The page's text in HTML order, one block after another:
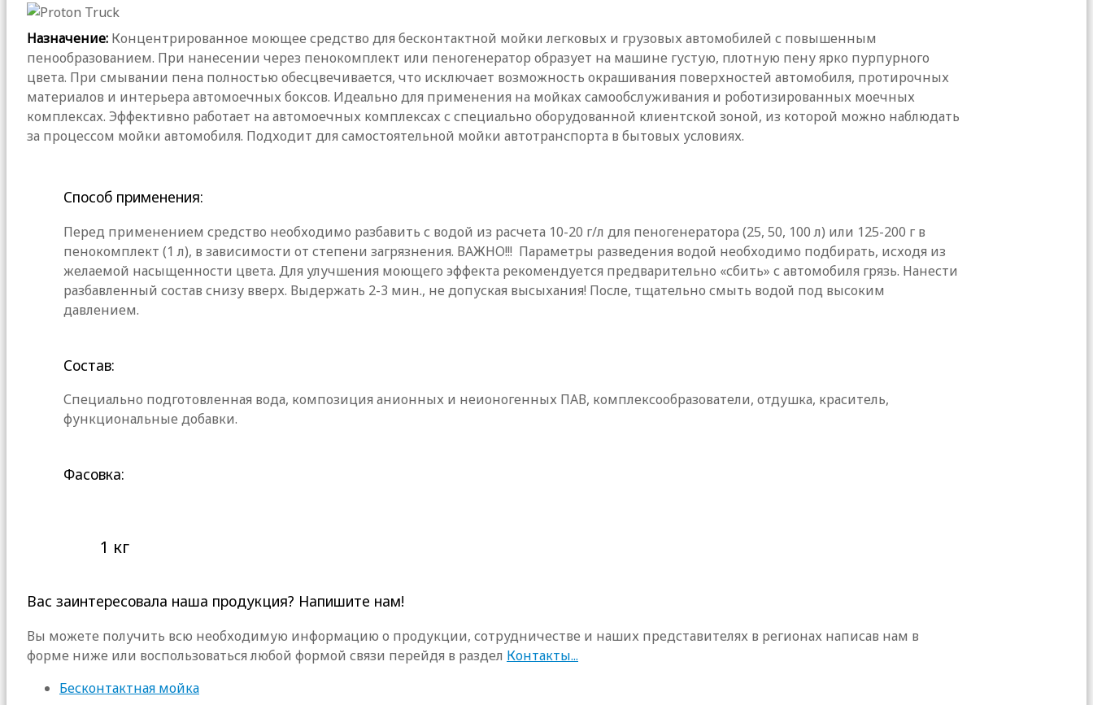
Назначение: Концентрированное моющее средство для бесконтактной мойки легковых и грузовых автомобилей с повышенным
пенообразованием. При нанесении через пенокомплект или пеногенератор образует на машине густую, плотную пену ярко пурпурного
цвета. При смывании пена полностью обесцвечивается, что исключает возможность окрашивания поверхностей автомобиля, протирочных
материалов и интерьера автомоечных боксов. Идеально для применения на мойках самообслуживания и роботизированных моечных
комплексах. Эффективно работает на автомоечных комплексах с специально оборудованной клиентской зоной, из которой можно наблюдать
за процессом мойки автомобиля. Подходит для самостоятельной мойки автотранспорта в бытовых условиях.
Способ применения:
Перед применением средство необходимо разбавить с водой из расчета 10-20 г/л для пеногенератора (25, 50, 100 л) или 125-200 г в
пенокомплект (1 л), в зависимости от степени загрязнения. ВАЖНО!!! Параметры разведения водой необходимо подбирать, исходя из
желаемой насыщенности цвета. Для улучшения моющего эффекта рекомендуется предварительно «сбить» с автомобиля грязь. Нанести
разбавленный состав снизу вверх. Выдержать 2-3 мин., не допуская высыхания! После, тщательно смыть водой под высоким
давлением.
Состав:
Специально подготовленная вода, композиция анионных и неионогенных ПАВ, комплексообразователи, отдушка, краситель,
функциональные добавки.
Фасовка:
1 кг
Вас заинтересовала наша продукция? Напишите нам!
Вы можете получить всю необходимую информацию о продукции, сотрудничестве и наших представителях в регионах написав нам в
форме ниже или воспользоваться любой формой связи перейдя в раздел Контакты...
Бесконтактная мойка